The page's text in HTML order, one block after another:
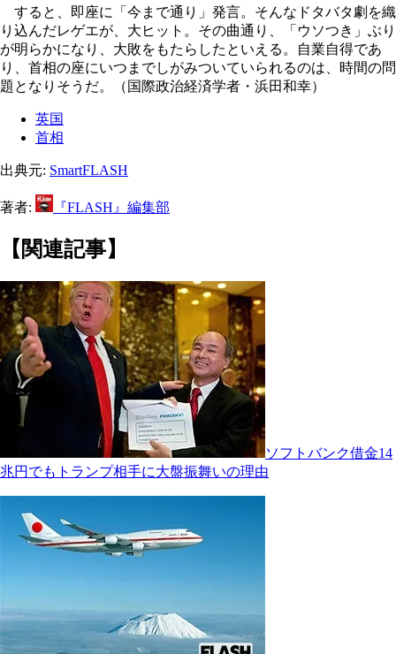
すると、即座に「今まで通り」発言。そんなドタバタ劇を織
り込んだレゲエが、大ヒット。その曲通り、「ウソつき」ぶり
が明らかになり、大敗をもたらしたといえる。自業自得であ
り、首相の座にいつまでしがみついていられるのは、時間の問
題となりそうだ。（国際政治経済学者・浜田和幸）
英国
首相
出典元: SmartFLASH
著者: 『FLASH』編集部
【関連記事】
ソフトバンク借金14
兆円でもトランプ相手に大盤振舞いの理由